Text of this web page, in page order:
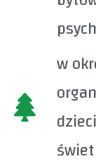
w